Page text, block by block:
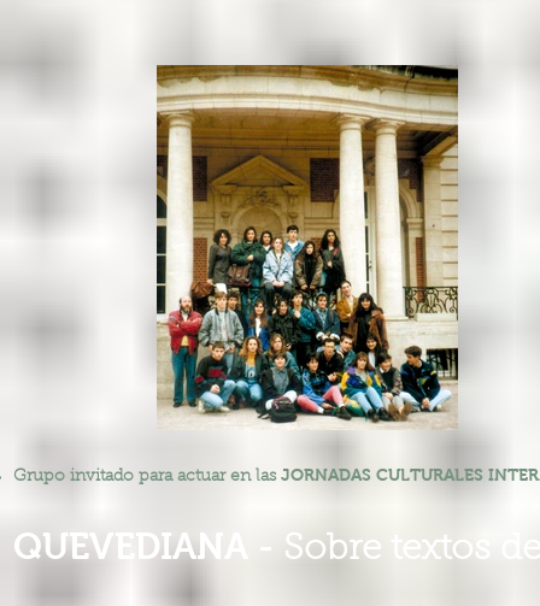
Grupo invitado para actuar en lasJORNADAS CULTURALES
QUEVEDIANA - Sobre textos